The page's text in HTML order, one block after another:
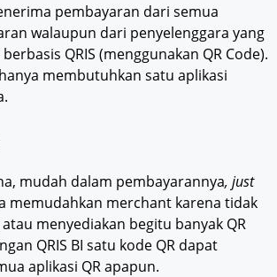
pembayaran dari semua
walaupun dari penyelenggara yang
QRIS (menggunakan QR Code).
membutuhkan satu aplikasi
mudah dalam pembayarannya, just
memudahkan merchant karena tidak
menyediakan begitu banyak QR
QRIS BI satu kode QR dapat
aplikasi QR apapun.